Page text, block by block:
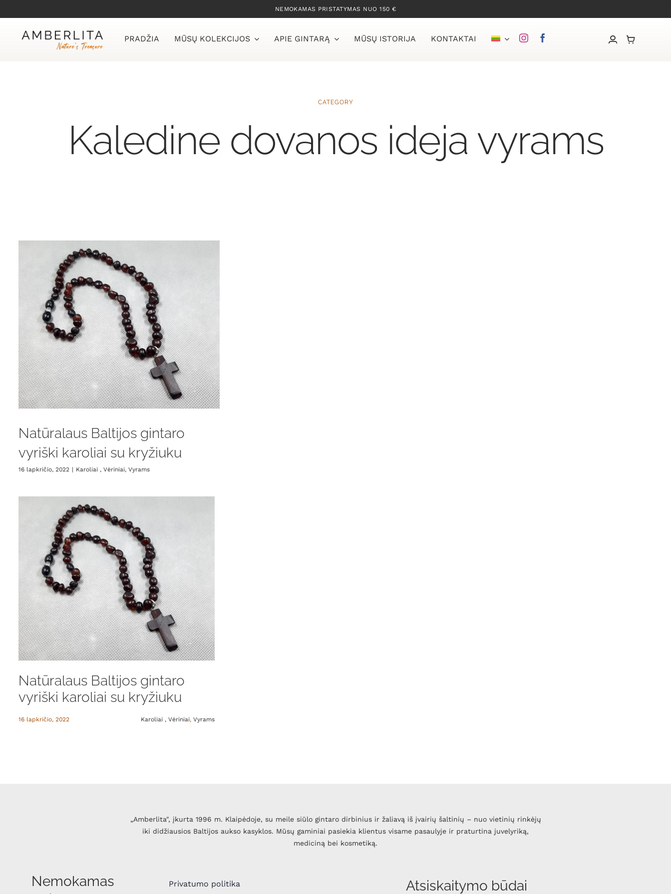
to
content
NEMOKAMAS PRISTATYMAS NUO 150 €
PRADŽIA MŪSŲ KOLEKCIJOS APIE GINTARĄ MŪSŲ ISTORIJA KONTAKTAI
CATEGORY
Kaledine dovanos ideja vyrams
Natūralaus Baltijos gintaro
vyriški karoliai su kryžiuku
16 lapkričio, 2022 | Karoliai , Vėriniai, Vyrams
Natūralaus Baltijos gintaro
vyriški karoliai su kryžiuku
16 lapkričio, 2022 Karoliai , Vėriniai, Vyrams
„Amberlita", įkurta 1996 m. Klaipėdoje, su meile siūlo gintaro dirbinius ir žaliavą iš įvairių šaltinių – nuo vietinių rinkėjų
iki didžiausios Baltijos aukso kasyklos. Mūsų gaminiai pasiekia klientus visame pasaulyje ir praturtina juvelyriką,
mediciną bei kosmetiką.
Nemokamas
Privatumo politika
Atsiskaitymo būdai